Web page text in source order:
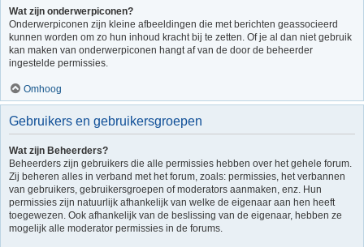
Wat zijn onderwerpiconen?
Onderwerpiconen zijn kleine afbeeldingen die met berichten geassocieerd
kunnen worden om zo hun inhoud kracht bij te zetten. Of je al dan niet gebruik
kan maken van onderwerpiconen hangt af van de door de beheerder
ingestelde permissies.
Omhoog
Gebruikers en gebruikersgroepen
Wat zijn Beheerders?
Beheerders zijn gebruikers die alle permissies hebben over het gehele forum.
Zij beheren alles in verband met het forum, zoals: permissies, het verbannen
van gebruikers, gebruikersgroepen of moderators aanmaken, enz. Hun
permissies zijn natuurlijk afhankelijk van welke de eigenaar aan hen heeft
toegewezen. Ook afhankelijk van de beslissing van de eigenaar, hebben ze
mogelijk alle moderator permissies in de forums.